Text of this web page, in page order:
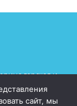
и
(Московский
сайт, мы